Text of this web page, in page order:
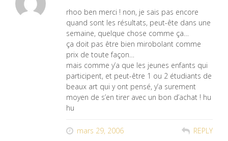
rhoo ben merci ! non, je sais pas encore
quand sont les résultats, peut-ête dans une
semaine, quelque chose comme ça…
ça doit pas être bien mirobolant comme
prix de toute façon…
mais comme y’a que les jeunes enfants qui
participent, et peut-être 1 ou 2 étudiants de
beaux art qui y ont pensé, y’a surement
moyen de s’en tirer avec un bon d’achat ! hu
hu
mars 29, 2006 REPLY